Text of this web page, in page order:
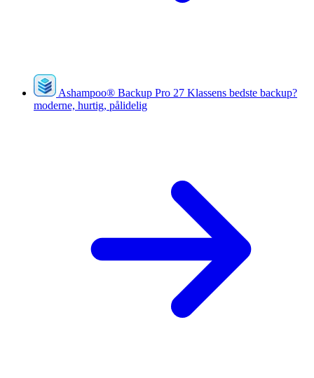
Ashampoo® Backup Pro 27 Klassens bedste backup?
moderne, hurtig, pålidelig